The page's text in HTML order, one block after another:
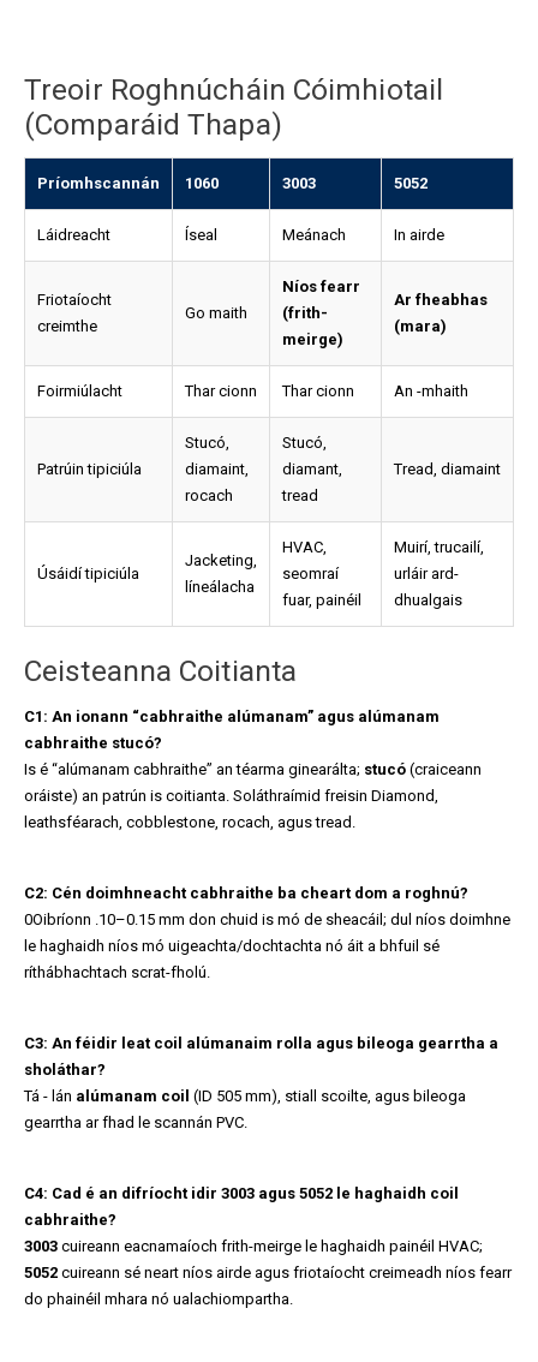
Treoir Roghnúcháin Cóimhiotail
(Comparáid Thapa)
Príomhscannán 1060 3003 5052
Láidreacht Íseal Meánach In airde
Friotaíocht
creimthe
Go maith
Níos fearr
(frith-
meirge)
Ar fheabhas
(mara)
Foirmiúlacht Thar cionn Thar cionn An -mhaith
Patrúin tipiciúla
Stucó,
diamaint,
rocach
Stucó,
diamant,
tread
Tread, diamaint
Úsáidí tipiciúla
Jacketing,
líneálacha
HVAC,
seomraí
fuar, painéil
Muirí, trucailí,
urláir ard-
dhualgais
Ceisteanna Coitianta
C1: An ionann “cabhraithe alúmanam” agus alúmanam
cabhraithe stucó?
Is é “alúmanam cabhraithe” an téarma ginearálta; stucó (craiceann
oráiste) an patrún is coitianta. Soláthraímid freisin Diamond,
leathsféarach, cobblestone, rocach, agus tread.
C2: Cén doimhneacht cabhraithe ba cheart dom a roghnú?
0Oibríonn .10–0.15 mm don chuid is mó de sheacáil; dul níos doimhne
le haghaidh níos mó uigeachta/dochtachta nó áit a bhfuil sé
ríthábhachtach scrat-fholú.
C3: An féidir leat coil alúmanaim rolla agus bileoga gearrtha a
sholáthar?
Tá - lán alúmanam coil (ID 505 mm), stiall scoilte, agus bileoga
gearrtha ar fhad le scannán PVC.
C4: Cad é an difríocht idir 3003 agus 5052 le haghaidh coil
cabhraithe?
3003 cuireann eacnamaíoch frith-meirge le haghaidh painéil HVAC;
5052 cuireann sé neart níos airde agus friotaíocht creimeadh níos fearr
do phainéil mhara nó ualachiompartha.